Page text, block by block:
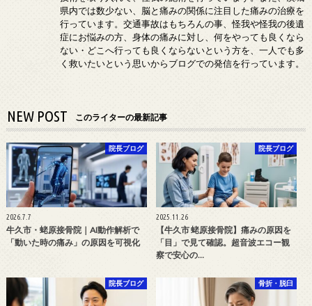
県内では数少ない、脳と痛みの関係に注目した痛みの治療を
行っています。交通事故はもちろんの事、怪我や怪我の後遺
症にお悩みの方、身体の痛みに対し、何をやっても良くなら
ない・どこへ行っても良くならないという方を、一人でも多
く救いたいという思いからブログでの発信を行っています。
NEW POST このライターの最新記事
院長ブログ
2026.7.7
牛久市・蛯原接骨院｜AI動作解析で
「動いた時の痛み」の原因を可視化
院長ブログ
2025.11.26
【牛久市 蛯原接骨院】痛みの原因を
「目」で見て確認。超音波エコー観
察で安心の…
院長ブログ 骨折・脱臼